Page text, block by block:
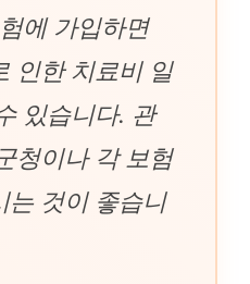
에 가입하면
인한 치료비 일
있습니다. 관
청이나 각 보험
는 것이 좋습니